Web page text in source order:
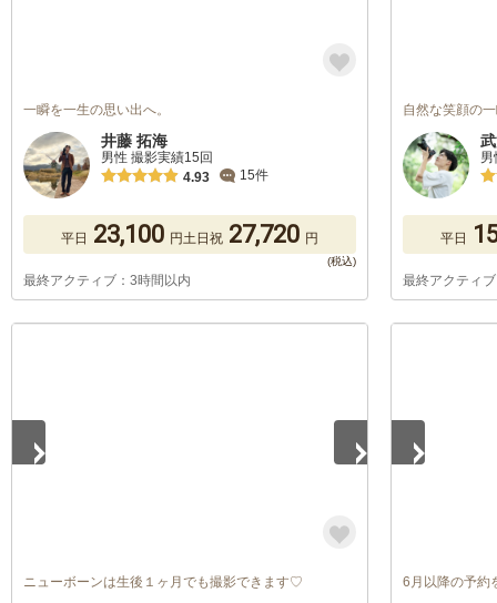
一瞬を一生の思い出へ。
井藤 拓海
男性 撮影実績15回
4.93
15件
平日 23,100 円土日祝 27,720 円
最終アクティブ：3時間以内
自然な笑顔の
男
平日
最終アクティ
ニューボーンは生後１ヶ月でも撮影できます♡ 6月以降の予約